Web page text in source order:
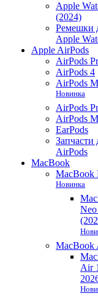
Apple
(2024)
Ремешки
Apple
Apple AirPods
AirPods
AirPods 4
AirPods
Новинка
AirPods
AirPods
EarPods
Запчасти
AirPods
MacBook
MacBook
Новинка
MacBook
Air